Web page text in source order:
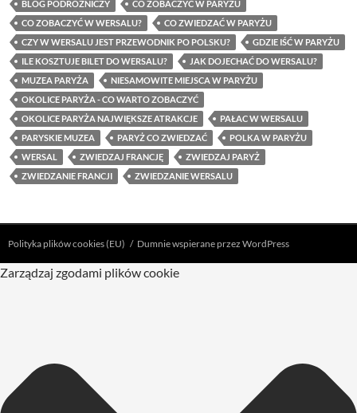
BLOG PODRÓŻNICZY
CO ZOBACZYĆ W PARYŻU
CO ZOBACZYĆ W WERSALU?
CO ZWIEDZAĆ W PARYŻU
CZY W WERSALU JEST PRZEWODNIK PO POLSKU?
GDZIE IŚĆ W PARYŻU
ILE KOSZTUJE BILET DO WERSALU?
JAK DOJECHAĆ DO WERSALU?
MUZEA PARYŻA
NIESAMOWITE MIEJSCA W PARYŻU
OKOLICE PARYŻA - CO WARTO ZOBACZYĆ
OKOLICE PARYŻA NAJWIĘKSZE ATRAKCJE
PAŁAC W WERSALU
PARYSKIE MUZEA
PARYŻ CO ZWIEDZAĆ
POLKA W PARYŻU
WERSAL
ZWIEDZAJ FRANCJĘ
ZWIEDZAJ PARYŻ
ZWIEDZANIE FRANCJI
ZWIEDZANIE WERSALU
Polityka plików cookies (EU) Dumnie wspierane przez WordPress
Zarządzaj zgodami plików cookie